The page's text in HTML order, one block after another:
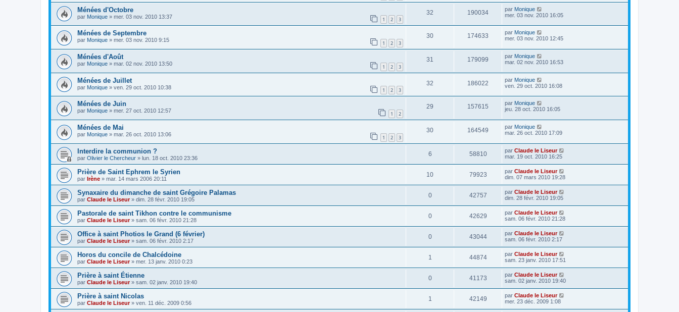
Ménées d'Octobre
par Monique » mer. 03 nov. 2010 13:37 1 2 3
32 190034 par Monique
mer. 03 nov. 2010 16:05
Ménées de Septembre
par Monique » mer. 03 nov. 2010 9:15 1 2 3
30 174633 par Monique
mer. 03 nov. 2010 12:45
Ménées d'Août
par Monique » mar. 02 nov. 2010 13:50 1 2 3
31 179099 par Monique
mar. 02 nov. 2010 16:53
Ménées de Juillet
par Monique » ven. 29 oct. 2010 10:38 1 2 3
32 186022 par Monique
ven. 29 oct. 2010 16:08
Ménées de Juin
par Monique » mer. 27 oct. 2010 12:57 1 2
29 157615 par Monique
jeu. 28 oct. 2010 16:05
Ménées de Mai
par Monique » mar. 26 oct. 2010 13:06 1 2 3
30 164549 par Monique
mar. 26 oct. 2010 17:09
Interdire la communion ?
par Olivier le Chercheur » lun. 18 oct. 2010 23:36
6 58810 par Claude le Liseur
mar. 19 oct. 2010 16:25
Prière de Saint Ephrem le Syrien
par Irène » mar. 14 mars 2006 20:11
10 79923 par Claude le Liseur
dim. 07 mars 2010 19:28
Synaxaire du dimanche de saint Grégoire Palamas
par Claude le Liseur» dim. 28 févr. 2010 19:05
0 42757 par Claude le Liseur
dim. 28 févr. 2010 19:05
Pastorale de saint Tikhon contre le communisme
par Claude le Liseur» sam. 06 févr. 2010 21:28
0 42629 par Claude le Liseur
sam. 06 févr. 2010 21:28
Office à saint Photios le Grand (6 février)
par Claude le Liseur» sam. 06 févr. 2010 2:17
0 43044 par Claude le Liseur
sam. 06 févr. 2010 2:17
Horos du concile de Chalcédoine
par Claude le Liseur» mer. 13 janv. 2010 0:23
1 44874 par Claude le Liseur
sam. 23 janv. 2010 17:51
Prière à saint Étienne
par Claude le Liseur» sam. 02 janv. 2010 19:40
0 41173 par Claude le Liseur
sam. 02 janv. 2010 19:40
Prière à saint Nicolas
par Claude le Liseur» ven. 11 déc. 2009 0:56
1 42149 par Claude le Liseur
mer. 23 déc. 2009 1:08